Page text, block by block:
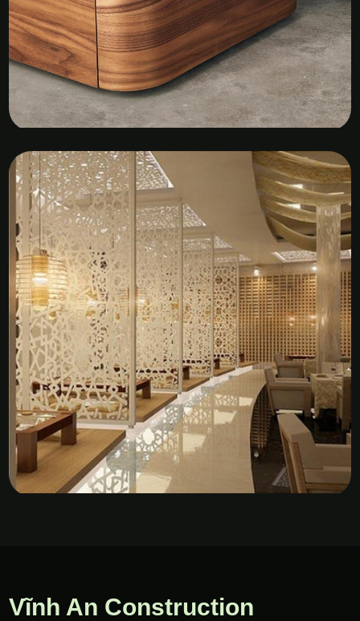
Kệ Tủ Gỗ Veneer
Vĩnh An Construction